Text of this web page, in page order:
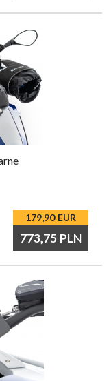
179,90 EUR
773,75 PLN